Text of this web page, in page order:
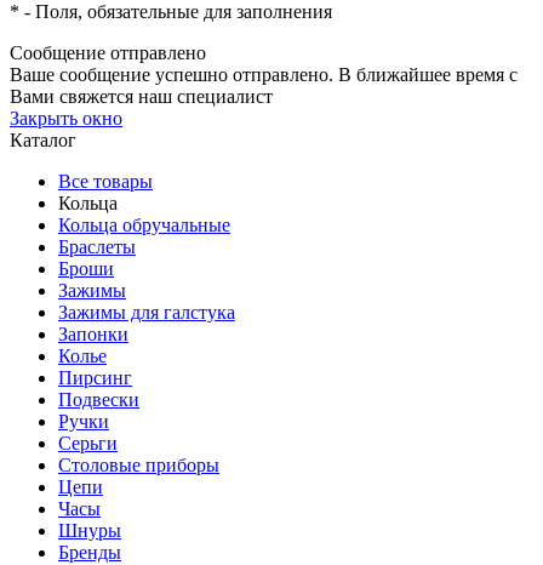
* - Поля, обязательные для заполнения
Сообщение отправлено
Ваше сообщение успешно отправлено. В ближайшее время с
Вами свяжется наш специалист
Закрыть окно
Каталог
Все товары
Кольца
Кольца обручальные
Браслеты
Броши
Зажимы
Зажимы для галстука
Запонки
Колье
Пирсинг
Подвески
Ручки
Серьги
Столовые приборы
Цепи
Часы
Шнуры
Бренды